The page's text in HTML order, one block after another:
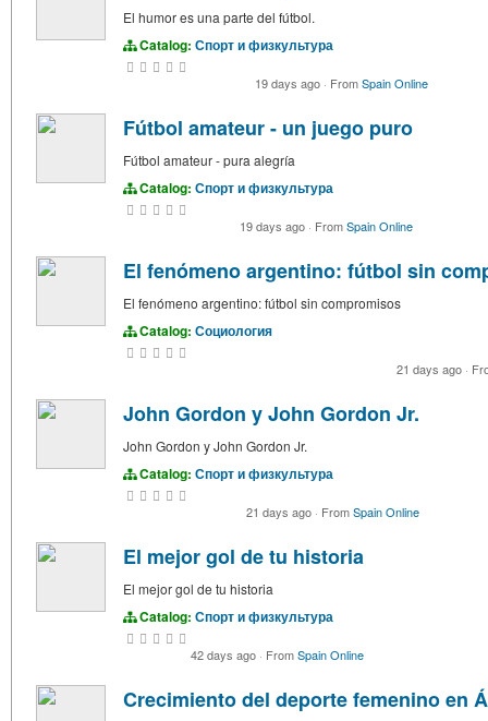
El humor es una parte del fútbol.
Catalog: Спорт и физкультура
19 days ago · FromSpain Online
Fútbol amateur - un juego puro
Fútbol amateur - pura alegría
Catalog: Спорт и физкультура
19 days ago · FromSpain Online
El fenómeno argentino: fútbol sin
El fenómeno argentino: fútbol sin compromisos
Catalog: Социология
21 days ago ·
John Gordon y John Gordon Jr.
John Gordon y John Gordon Jr.
Catalog: Спорт и физкультура
21 days ago · FromSpain Online
El mejor gol de tu historia
El mejor gol de tu historia
Catalog: Спорт и физкультура
42 days ago · FromSpain Online
Crecimiento del deporte femenino en